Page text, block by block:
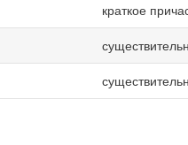
краткое